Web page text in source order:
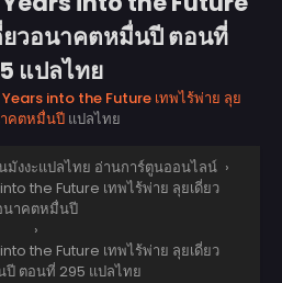
ยวอนาคตหมื่นปี ตอนที่
แปลไทย
into the Future เทพไร้พ่าย ลุย
าคตหมื่นปี แปลไทย
งงะแปลไทย อ่านการ์ตูนออนไลน์ ›
the Future เทพไร้พ่าย ลุยเดี่ยว
นาคตหมื่นปี
›
the Future เทพไร้พ่าย ลุยเดี่ยว
ตอนที่ 295 แปลไทย